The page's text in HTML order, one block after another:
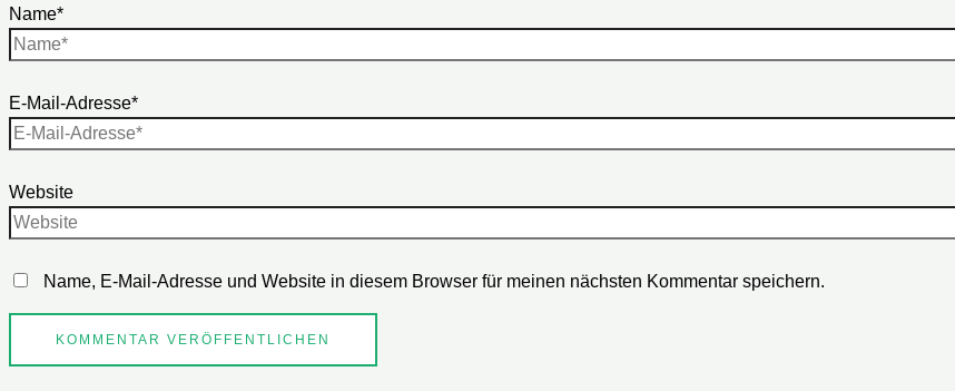
Name*
E-Mail-Adresse*
Website
Name, E-Mail-Adresse und Website in diesem Browser für meinen nächsten Kommentar speichern.